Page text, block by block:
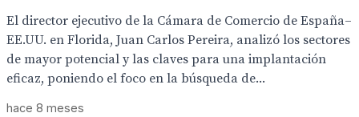
El director ejecutivo de la Cámara de Comercio de España–
EE.UU. en Florida, Juan Carlos Pereira, analizó los sectores
de mayor potencial y las claves para una implantación
eficaz, poniendo el foco en la búsqueda de...
hace 8 meses